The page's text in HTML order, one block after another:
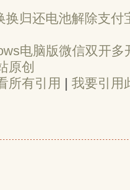
换归还电池解除支付
电脑版微信双开多
原创
所有引用 | 我要引用